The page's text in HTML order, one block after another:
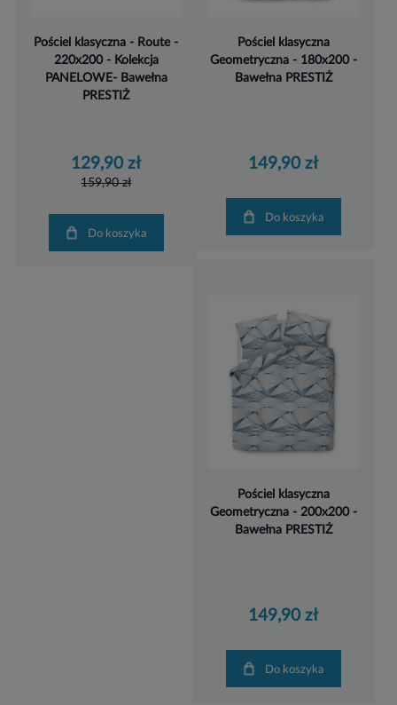
Pościel klasyczna - Route -
220x200 - Kolekcja
PANELOWE- Bawełna
PRESTIŻ
129,90 zł
159,90 zł
Do koszyka
Pościel klasyczna
Geometryczna - 180x200 -
Bawełna PRESTIŻ
149,90 zł
Do koszyka
Pościel klasyczna
Geometryczna - 200x200 -
Bawełna PRESTIŻ
149,90 zł
Do koszyka